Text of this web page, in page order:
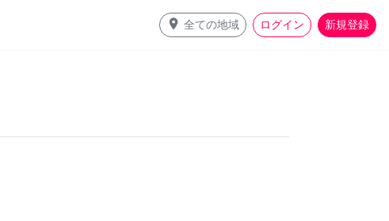
place 全ての地域 ログイン 新規登録